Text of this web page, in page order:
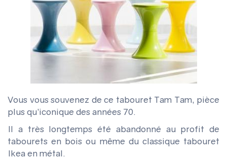
Vous vous souvenez de ce tabouret Tam Tam, pièce
plus qu’iconique des années 70.
Il a très longtemps été abandonné au profit de
tabourets en bois ou même du classique tabouret
Ikea en métal.